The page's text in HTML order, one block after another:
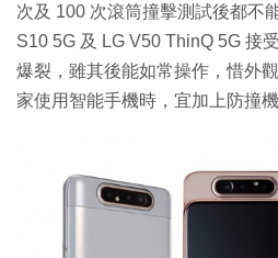
次及 100 次滾筒撞擊測試後都不
S10 5G 及 LG V50 ThinQ 5G 接
爆裂，雖其後能如常操作，惜外
家使用智能手機時，宜加上防撞機